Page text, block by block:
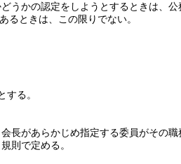
うかの認定をしようとするときは、
るときは、この限りでない。
る。
長があらかじめ指定する委員がその職
則で定める。